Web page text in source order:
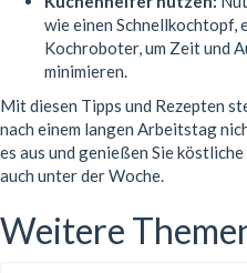
wie einen Schnellkochtopf,
Kochroboter, um Zeit und
minimieren.
Mit diesen Tipps und Rezepten
nach einem langen Arbeitstag
es aus und genießen Sie
auch unter der Woche.
Weitere